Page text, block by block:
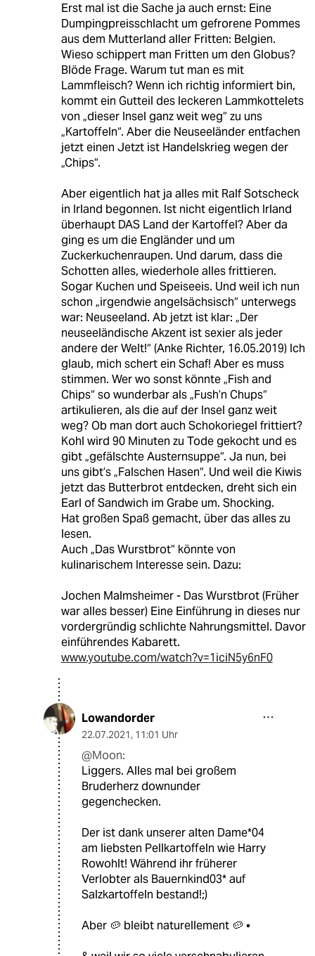
Erst mal ist die Sache ja auch ernst: Eine
Dumpingpreisschlacht um gefrorene Pommes
aus dem Mutterland aller Fritten: Belgien.
Wieso schippert man Fritten um den Globus?
Blöde Frage. Warum tut man es mit
Lammfleisch? Wenn ich richtig informiert bin,
kommt ein Gutteil des leckeren Lammkottelets
von „dieser Insel ganz weit weg“ zu uns
„Kartoffeln“. Aber die Neuseeländer entfachen
jetzt einen Jetzt ist Handelskrieg wegen der
„Chips“.
Aber eigentlich hat ja alles mit Ralf Sotscheck
in Irland begonnen. Ist nicht eigentlich Irland
überhaupt DAS Land der Kartoffel? Aber da
ging es um die Engländer und um
Zuckerkuchenraupen. Und darum, dass die
Schotten alles, wiederhole alles frittieren.
Sogar Kuchen und Speiseeis. Und weil ich nun
schon „irgendwie angelsächsisch“ unterwegs
war: Neuseeland. Ab jetzt ist klar: „Der
neuseeländische Akzent ist sexier als jeder
andere der Welt!“ (Anke Richter, 16.05.2019) Ich
glaub, mich schert ein Schaf! Aber es muss
stimmen. Wer wo sonst könnte „Fish and
Chips“ so wunderbar als „Fush’n Chups“
artikulieren, als die auf der Insel ganz weit
weg? Ob man dort auch Schokoriegel frittiert?
Kohl wird 90 Minuten zu Tode gekocht und es
gibt „gefälschte Austernsuppe“. Ja nun, bei
uns gibt’s „Falschen Hasen“. Und weil die Kiwis
jetzt das Butterbrot entdecken, dreht sich ein
Earl of Sandwich im Grabe um. Shocking.
Hat großen Spaß gemacht, über das alles zu
lesen.
Auch „Das Wurstbrot“ könnte von
kulinarischem Interesse sein. Dazu:
Jochen Malmsheimer - Das Wurstbrot (Früher
war alles besser) Eine Einführung in dieses nur
vordergründig schlichte Nahrungsmittel. Davor
einführendes Kabarett.
www.youtube.com/watch?v=1iciN5y6nF0
Lowandorder
22.07.2021, 11:01 Uhr
@Moon:
Liggers. Alles mal bei großem
Bruderherz downunder
gegenchecken.
Der ist dank unserer alten Dame*04
am liebsten Pellkartoffeln wie Harry
Rowohlt! Während ihr früherer
Verlobter als Bauernkind03* auf
Salzkartoffeln bestand!;)
Aber 🥔 bleibt naturellement 🥔 •